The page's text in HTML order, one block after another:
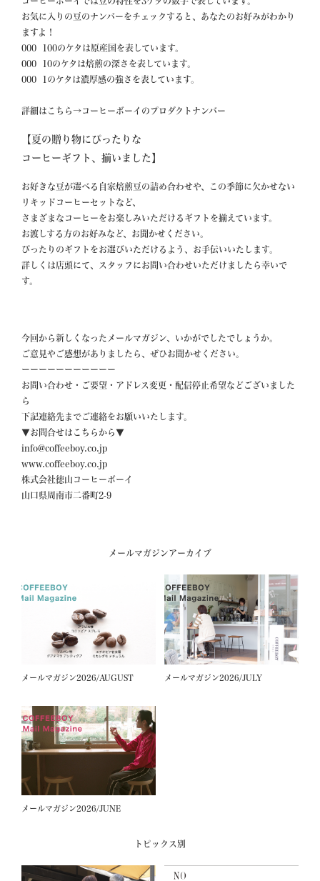
お気に入りの豆のナンバーをチェックすると、あなたのお好みがわかり
ますよ！
000  100のケタは原産国を表しています。
000  10のケタは焙煎の深さを表しています。
000  1のケタは濃厚感の強さを表しています。
【夏の贈り物にぴったりな
コーヒーギフト、揃いました】
お好きな豆が選べる自家焙煎豆の詰め合わせや、この季節に欠かせない
リキッドコーヒーセットなど、
さまざまなコーヒーをお楽しみいただけるギフトを揃えています。
お渡しする方のお好みなど、お聞かせください。
ぴったりのギフトをお選びいただけるよう、お手伝いいたします。
詳しくは店頭にて、スタッフにお問い合わせいただけましたら幸いで
今回から新しくなったメールマガジン、いかがでしたでしょうか。
ご意見やご感想がありましたら、ぜひお聞かせください。
ーーーーーーーーーーー
お問い合わせ・ご要望・アドレス変更・配信停止希望などございました
ら
下記連絡先までご連絡をお願いいたします。
▼お問合せはこちらから▼
info@coffeeboy.co.jp
www.coffeeboy.co.jp
株式会社徳山コーヒーボーイ
山口県周南市二番町2-9
メールマガジンアーカイブ
メールマガジン2026/AUGUST メールマガジン2026/JULY
メールマガジン2026/JUNE
トピックス別